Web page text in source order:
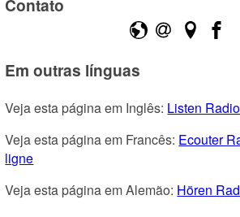
Contato
Em outras línguas
Veja esta página em Inglês: Listen
Veja esta página em Francês: Ecouter
ligne
Veja esta página em Alemão: Hören